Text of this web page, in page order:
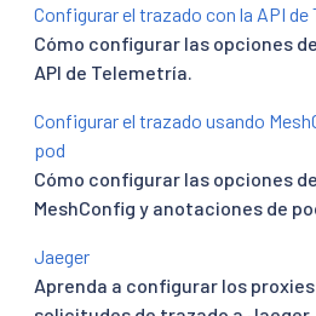
Configurar el trazado con la API de
Cómo configurar las opciones
API de Telemetría.
Configurar el trazado usando
pod
Cómo configurar las opciones
MeshConfig y anotaciones de
Jaeger
Aprenda a configurar los